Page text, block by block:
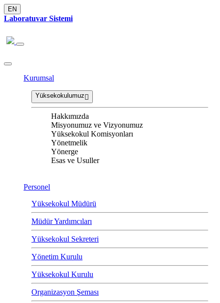
EN
Laboratuvar Sistemi
Kurumsal
Yüksekokulumuz
Hakkımızda
Misyonumuz ve Vizyonumuz
Yüksekokul Komisyonları
Yönetmelik
Yönerge
Esas ve Usuller
Personel
Yüksekokul Müdürü
Müdür Yardımcıları
Yüksekokul Sekreteri
Yönetim Kurulu
Yüksekokul Kurulu
Organizasyon Şeması